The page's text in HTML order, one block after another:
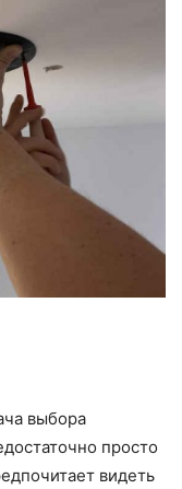
выбора
просто
видеть